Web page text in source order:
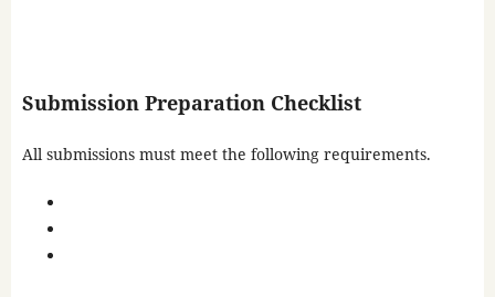
Submission Preparation Checklist
All submissions must meet the following requirements.